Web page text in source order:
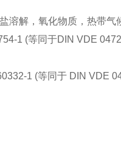
解，氧化物质，热带气
1 (等同于DIN VDE
1 (等同于 DIN VDE